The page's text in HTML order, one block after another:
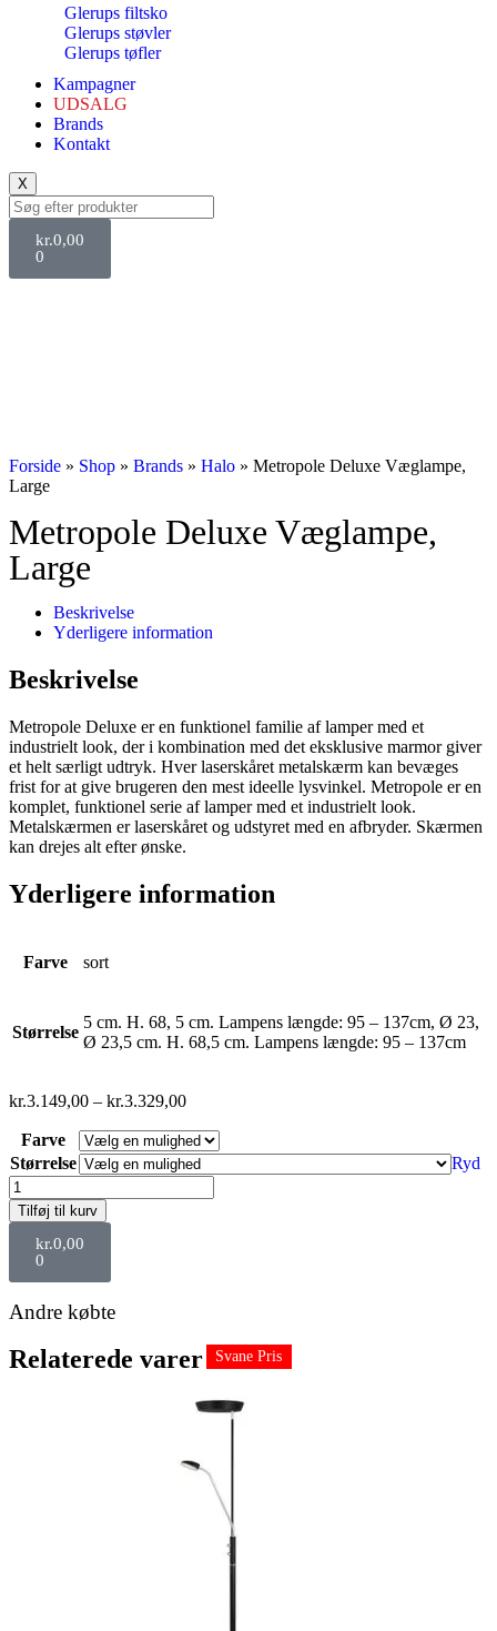
Glerups filtsko
Glerups støvler
Glerups tøfler
Kampagner
UDSALG
Brands
Kontakt
X
kr.0,00
0
Forside » Shop » Brands » Halo » Metropole Deluxe Væglampe,
Large
Metropole Deluxe Væglampe,
Large
Beskrivelse
Yderligere information
Beskrivelse
Metropole Deluxe er en funktionel familie af lamper med et
industrielt look, der i kombination med det eksklusive marmor giver
et helt særligt udtryk. Hver laserskåret metalskærm kan bevæges
frist for at give brugeren den mest ideelle lysvinkel. Metropole er en
komplet, funktionel serie af lamper med et industrielt look.
Metalskærmen er laserskåret og udstyret med en afbryder. Skærmen
kan drejes alt efter ønske.
Yderligere information
Farve sort
Størrelse
5 cm. H. 68, 5 cm. Lampens længde: 95 – 137cm, Ø 23,
Ø 23,5 cm. H. 68,5 cm. Lampens længde: 95 – 137cm
kr.3.149,00 – kr.3.329,00
Farve
Størrelse
Ryd
Tilføj til kurv
kr.0,00
0
Andre købte
Relaterede varer Svane Pris
Svane Pris
Svane Pris
Svane Pris
Svane Pris
Svane Pris